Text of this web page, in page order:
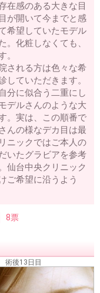
在感のある大きな目
が開いて今までと感
希望していたモデル
。化粧しなくても、
。
される方は色々な希
していただきます。
分に似合う二重にし
デルさんのような大
。実は、この順番で
んの様なデカ目は最
ニックではご本人の
いたグラビアを参考
仙台中央クリニック
ご希望に沿うよう
8票
術後13日目